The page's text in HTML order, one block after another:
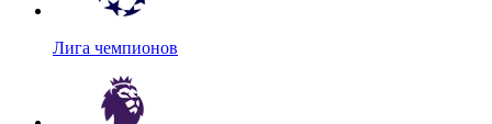
Лига чемпионов